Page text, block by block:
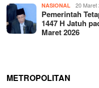
NASIONAL 20 Maret
Pemerintah
1447 H Jatuh
Maret 2026
METROPOLITAN